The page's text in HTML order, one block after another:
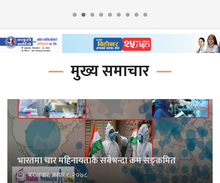
मुख्य समाचार
भारतमा चार महिनायताकै सबैभन्दा कम सङ्क्रमित
मंगलबार, असार ८, २०७८